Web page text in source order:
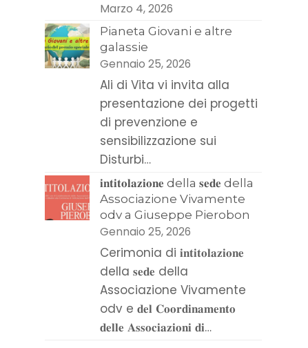
Marzo 4, 2026
Pianeta Giovani e altre
galassie
Gennaio 25, 2026
Ali di Vita vi invita alla
presentazione dei progetti
di prevenzione e
sensibilizzazione sui
Disturbi…
𝐢𝐧𝐭𝐢𝐭𝐨𝐥𝐚𝐳𝐢𝐨𝐧𝐞 della 𝐬𝐞𝐝𝐞 della
Associazione Vivamente
odv a Giuseppe Pierobon
Gennaio 25, 2026
Cerimonia di 𝐢𝐧𝐭𝐢𝐭𝐨𝐥𝐚𝐳𝐢𝐨𝐧𝐞
della 𝐬𝐞𝐝𝐞 della
Associazione Vivamente
odv e 𝐝𝐞𝐥 𝐂𝐨𝐨𝐫𝐝𝐢𝐧𝐚𝐦𝐞𝐧𝐭𝐨
𝐝𝐞𝐥𝐥𝐞 𝐀𝐬𝐬𝐨𝐜𝐢𝐚𝐳𝐢𝐨𝐧𝐢 𝐝𝐢…